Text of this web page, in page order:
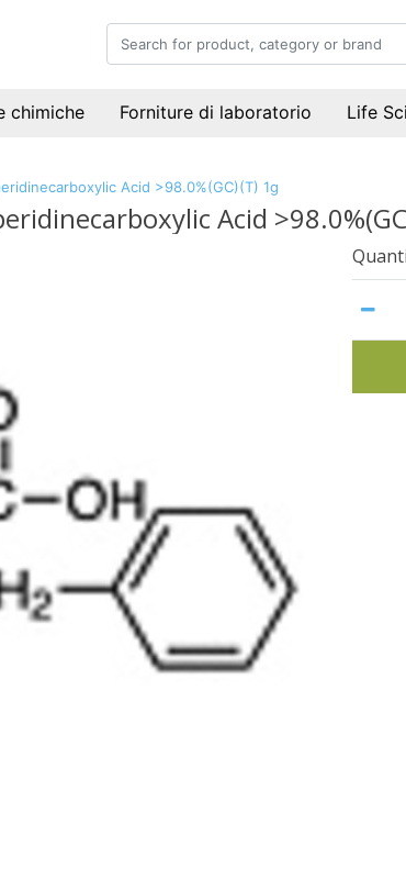
chimiche Forniture di laboratorio Life
Acid >98.0%(GC)(T) 1g
Acid